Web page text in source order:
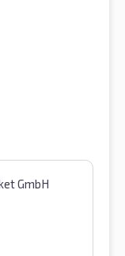
GmbH